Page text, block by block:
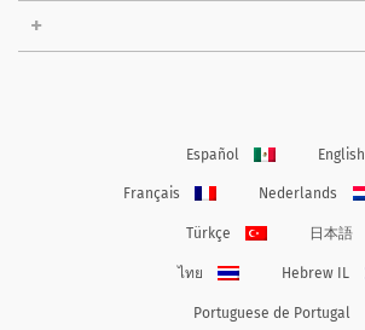
English
Español
Nederlands
Français
日本語
Türkçe
Hebrew IL
ไทย
Portuguese de Portugal